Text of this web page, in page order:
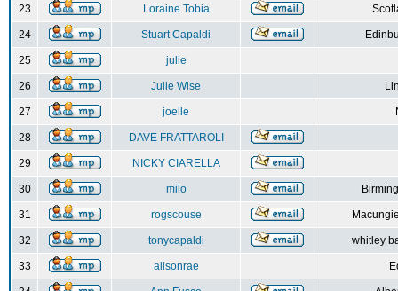
23 Loraine Tobia
24 Stuart Capaldi
25 julie
26 Julie Wise
27 joelle
28 DAVE FRATTAROLI
29 NICKY CIARELLA
30 milo
31 rogscouse
32 tonycapaldi whitley
33 alisonrae